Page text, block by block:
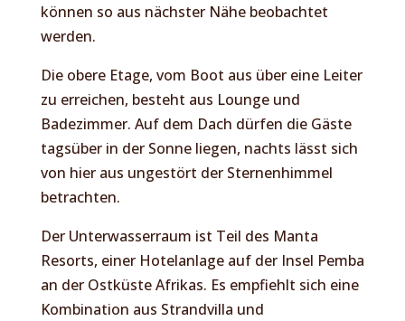
können so aus nächster Nähe beobachtet
werden.
Die obere Etage, vom Boot aus über eine Leiter
zu erreichen, besteht aus Lounge und
Badezimmer. Auf dem Dach dürfen die Gäste
tagsüber in der Sonne liegen, nachts lässt sich
von hier aus ungestört der Sternenhimmel
betrachten.
Der Unterwasserraum ist Teil des Manta
Resorts, einer Hotelanlage auf der Insel Pemba
an der Ostküste Afrikas. Es empfiehlt sich eine
Kombination aus Strandvilla und